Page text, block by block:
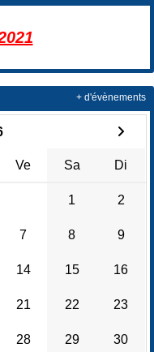
Ve Sa Di
1 2
7 8 9
14 15 16
21 22 23
28 29 30
+ d'évènements